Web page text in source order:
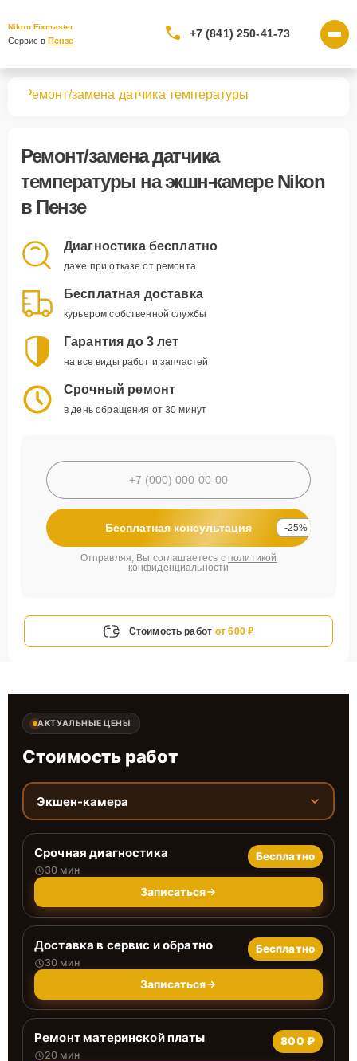
Nikon Fixmaster
Сервис в Пензе
+7 (841) 250-41-73
Ремонт/замена датчика температуры
Ремонт/замена датчика
температуры на экшн-камере Nikon
в Пензе
Диагностика бесплатно
даже при отказе от ремонта
Бесплатная доставка
курьером собственной службы
Гарантия до 3 лет
на все виды работ и запчастей
Срочный ремонт
в день обращения от 30 минут
Бесплатная консультация -25%
Отправляя, Вы соглашаетесь с политикой
конфиденциальности
Стоимость работ от 600 ₽
АКТУАЛЬНЫЕ ЦЕНЫ
Стоимость работ
Экшен-камера
Срочная диагностика
30 мин
Бесплатно
Записаться
Доставка в сервис и обратно
30 мин
Бесплатно
Записаться
Ремонт материнской платы
20 мин
800 ₽